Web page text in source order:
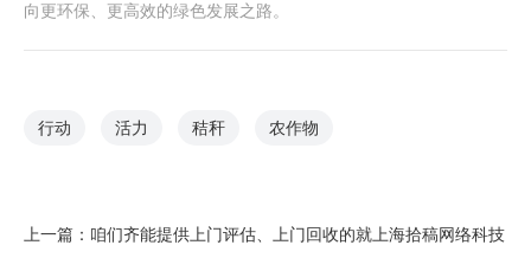
向更环保、更高效的绿色发展之路。
行动 活力 秸秆 农作物
上一篇： 咱们齐能提供上门评估、上门回收的就上海拾稿网络科技